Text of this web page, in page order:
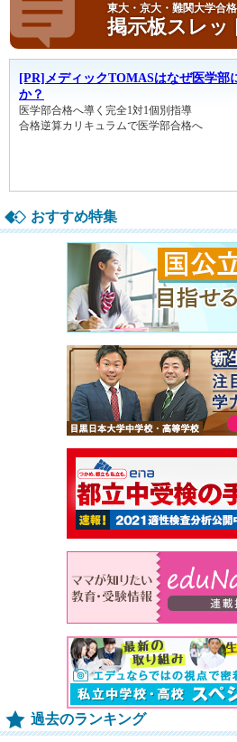
東大・京大・難関大学合
掲示板スレッ
おすすめ特集
過去のランキング